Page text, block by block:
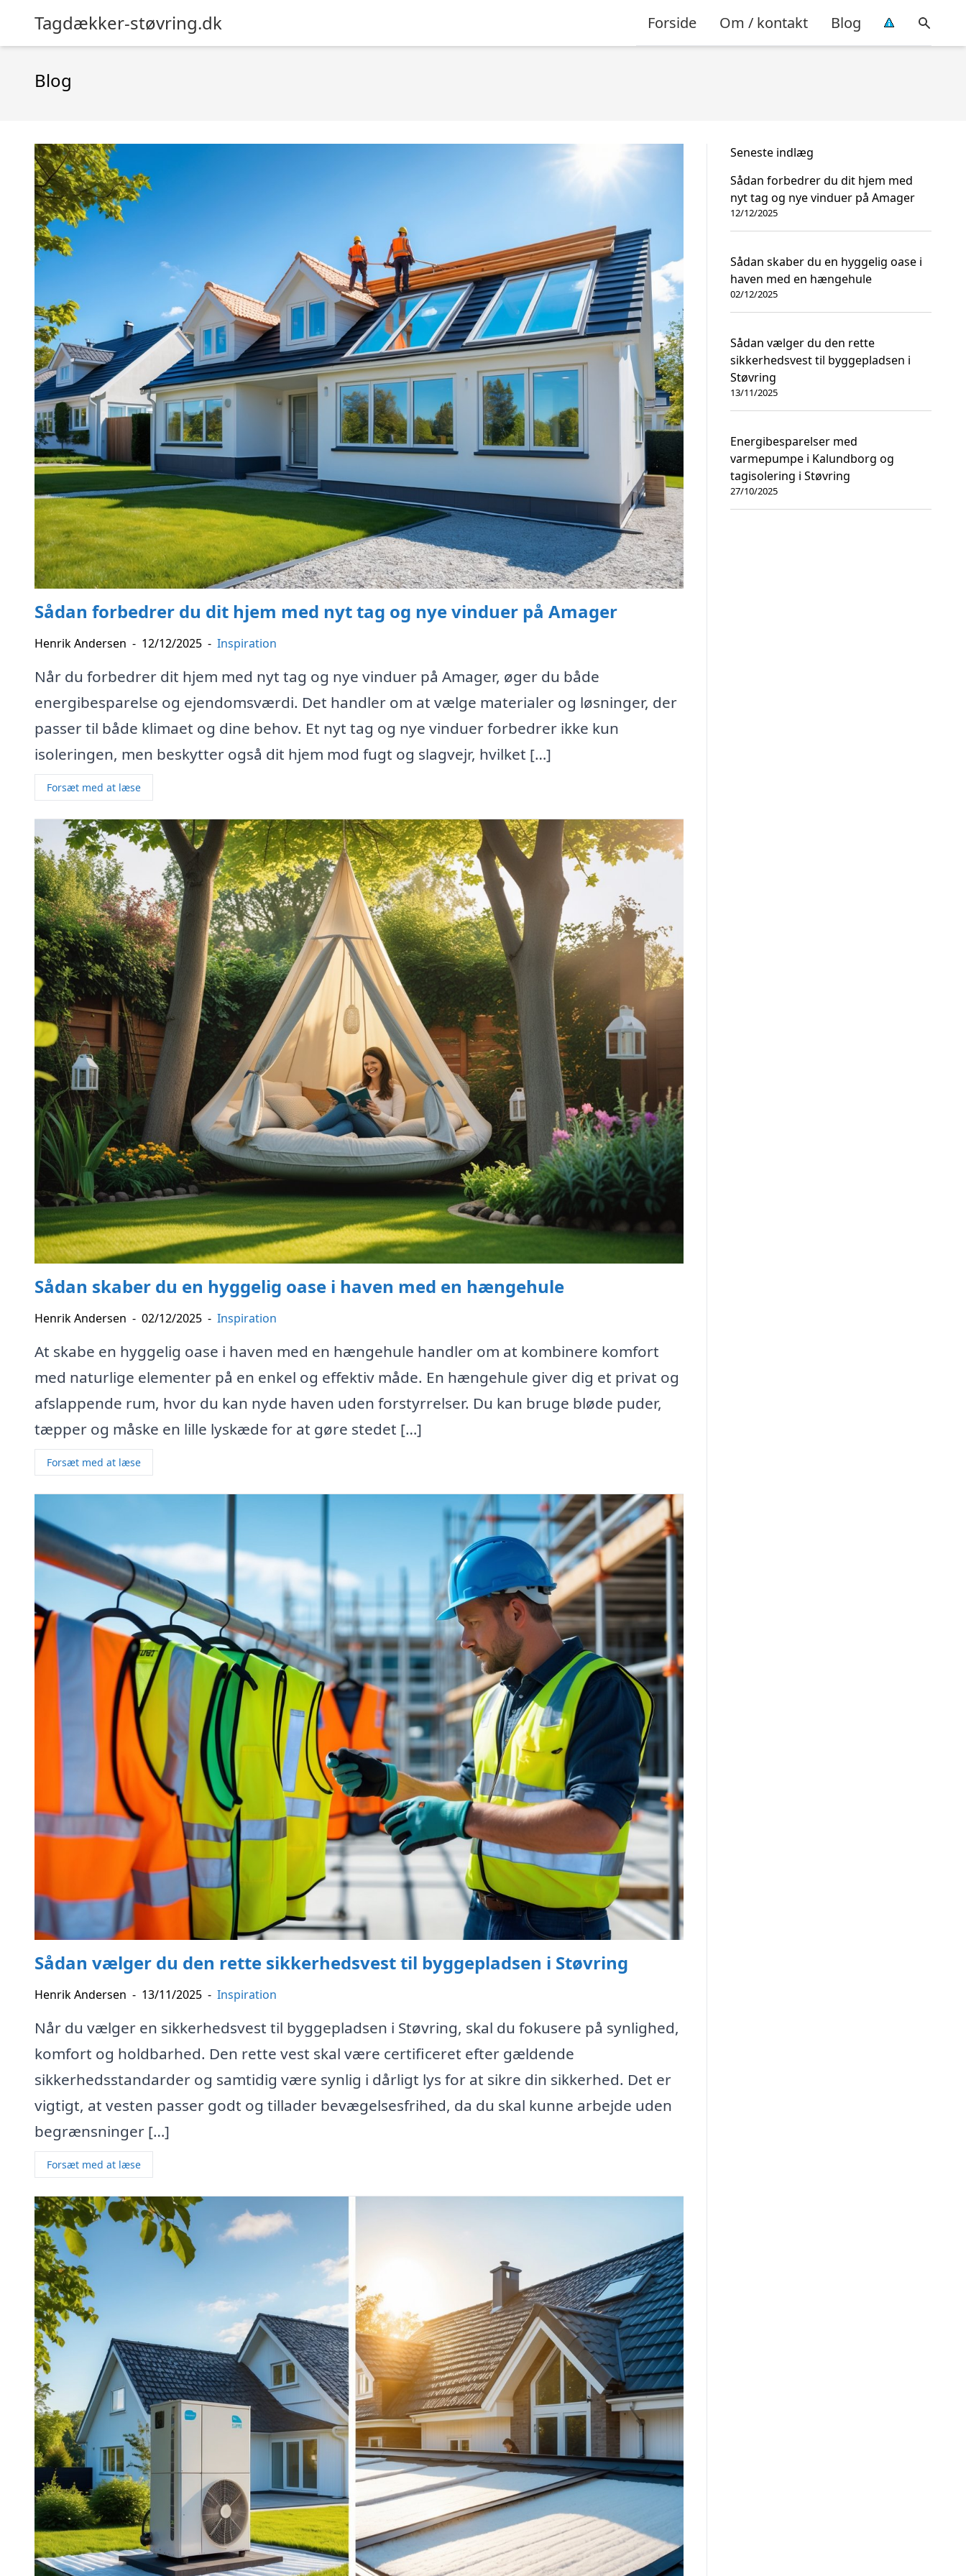
Tagdækker-støvring.dk Forside Om / kontakt Blog
Blog
Sådan forbedrer du dit hjem med nyt tag og nye vinduer på Amager
Henrik Andersen - 12/12/2025 - Inspiration
Når du forbedrer dit hjem med nyt tag og nye vinduer på Amager, øger du både
energibesparelse og ejendomsværdi. Det handler om at vælge materialer og løsninger, der
passer til både klimaet og dine behov. Et nyt tag og nye vinduer forbedrer ikke kun
isoleringen, men beskytter også dit hjem mod fugt og slagvejr, hvilket […]
Forsæt med at læse
Sådan skaber du en hyggelig oase i haven med en hængehule
Henrik Andersen - 02/12/2025 - Inspiration
At skabe en hyggelig oase i haven med en hængehule handler om at kombinere komfort
med naturlige elementer på en enkel og effektiv måde. En hængehule giver dig et privat og
afslappende rum, hvor du kan nyde haven uden forstyrrelser. Du kan bruge bløde puder,
tæpper og måske en lille lyskæde for at gøre stedet […]
Forsæt med at læse
Sådan vælger du den rette sikkerhedsvest til byggepladsen i Støvring
Henrik Andersen - 13/11/2025 - Inspiration
Når du vælger en sikkerhedsvest til byggepladsen i Støvring, skal du fokusere på synlighed,
komfort og holdbarhed. Den rette vest skal være certificeret efter gældende
sikkerhedsstandarder og samtidig være synlig i dårligt lys for at sikre din sikkerhed. Det er
vigtigt, at vesten passer godt og tillader bevægelsesfrihed, da du skal kunne arbejde uden
begrænsninger […]
Forsæt med at læse
Seneste indlæg
Sådan forbedrer du dit hjem med
nyt tag og nye vinduer på Amager
12/12/2025
Sådan skaber du en hyggelig oase i
haven med en hængehule
02/12/2025
Sådan vælger du den rette
sikkerhedsvest til byggepladsen i
Støvring
13/11/2025
Energibesparelser med
varmepumpe i Kalundborg og
tagisolering i Støvring
27/10/2025